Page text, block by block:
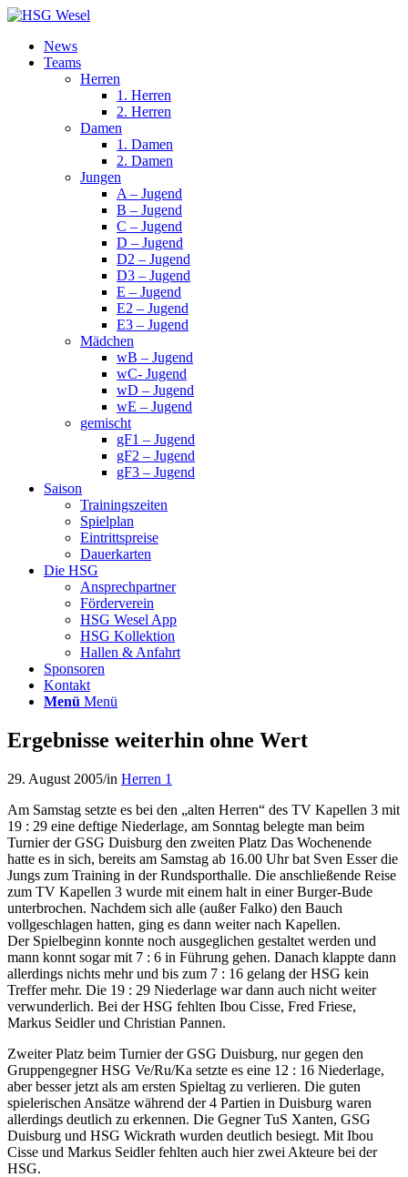
News
Teams
Herren
1. Herren
2. Herren
Damen
1. Damen
2. Damen
Jungen
A – Jugend
B – Jugend
C – Jugend
D – Jugend
D2 – Jugend
D3 – Jugend
E – Jugend
E2 – Jugend
E3 – Jugend
Mädchen
wB – Jugend
wC- Jugend
wD – Jugend
wE – Jugend
gemischt
gF1 – Jugend
gF2 – Jugend
gF3 – Jugend
Saison
Trainingszeiten
Spielplan
Eintrittspreise
Dauerkarten
Die HSG
Ansprechpartner
Förderverein
HSG Wesel App
HSG Kollektion
Hallen & Anfahrt
Sponsoren
Kontakt
Menü Menü
Ergebnisse weiterhin ohne Wert
29. August 2005/in Herren 1
Am Samstag setzte es bei den „alten Herren“ des TV Kapellen 3 mit
19 : 29 eine deftige Niederlage, am Sonntag belegte man beim
Turnier der GSG Duisburg den zweiten Platz Das Wochenende
hatte es in sich, bereits am Samstag ab 16.00 Uhr bat Sven Esser die
Jungs zum Training in der Rundsporthalle. Die anschließende Reise
zum TV Kapellen 3 wurde mit einem halt in einer Burger-Bude
unterbrochen. Nachdem sich alle (außer Falko) den Bauch
vollgeschlagen hatten, ging es dann weiter nach Kapellen.
Der Spielbeginn konnte noch ausgeglichen gestaltet werden und
mann konnt sogar mit 7 : 6 in Führung gehen. Danach klappte dann
allerdings nichts mehr und bis zum 7 : 16 gelang der HSG kein
Treffer mehr. Die 19 : 29 Niederlage war dann auch nicht weiter
verwunderlich. Bei der HSG fehlten Ibou Cisse, Fred Friese,
Markus Seidler und Christian Pannen.
Zweiter Platz beim Turnier der GSG Duisburg, nur gegen den
Gruppengegner HSG Ve/Ru/Ka setzte es eine 12 : 16 Niederlage,
aber besser jetzt als am ersten Spieltag zu verlieren. Die guten
spielerischen Ansätze während der 4 Partien in Duisburg waren
allerdings deutlich zu erkennen. Die Gegner TuS Xanten, GSG
Duisburg und HSG Wickrath wurden deutlich besiegt. Mit Ibou
Cisse und Markus Seidler fehlten auch hier zwei Akteure bei der
HSG.